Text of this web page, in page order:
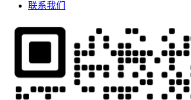
联系我们